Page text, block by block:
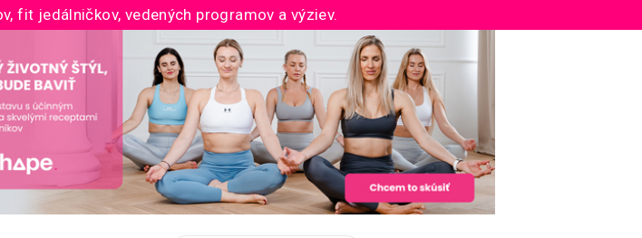
fit jedálničkov, vedených programov a výziev.